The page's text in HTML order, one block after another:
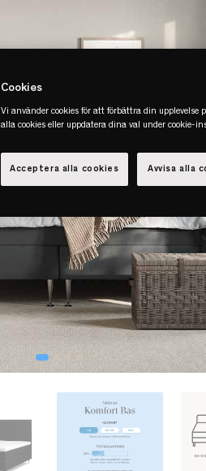
Cookies
Vi använder cookies för att förbättra din
alla cookies eller uppdatera dina val under cookie-
Avvisa alla
Acceptera alla cookies